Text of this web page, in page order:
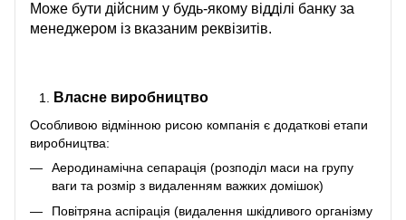
Може бути дійсним у будь-якому відділі банку за
менеджером із вказаним реквізитів.
Власне виробництво
Особливою відмінною рисою компанія є додаткові етапи
виробництва:
Аеродинамічна сепарація (розподіл маси на групу
ваги та розмір з видаленням важких домішок)
Повітряна аспірація (видалення шкідливого організму